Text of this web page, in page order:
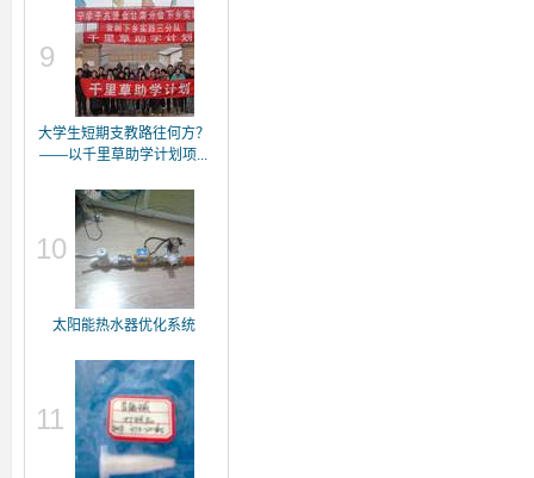
9
大学生短期支教路往何方？
——以千里草助学计划项...
10
太阳能热水器优化系统
11